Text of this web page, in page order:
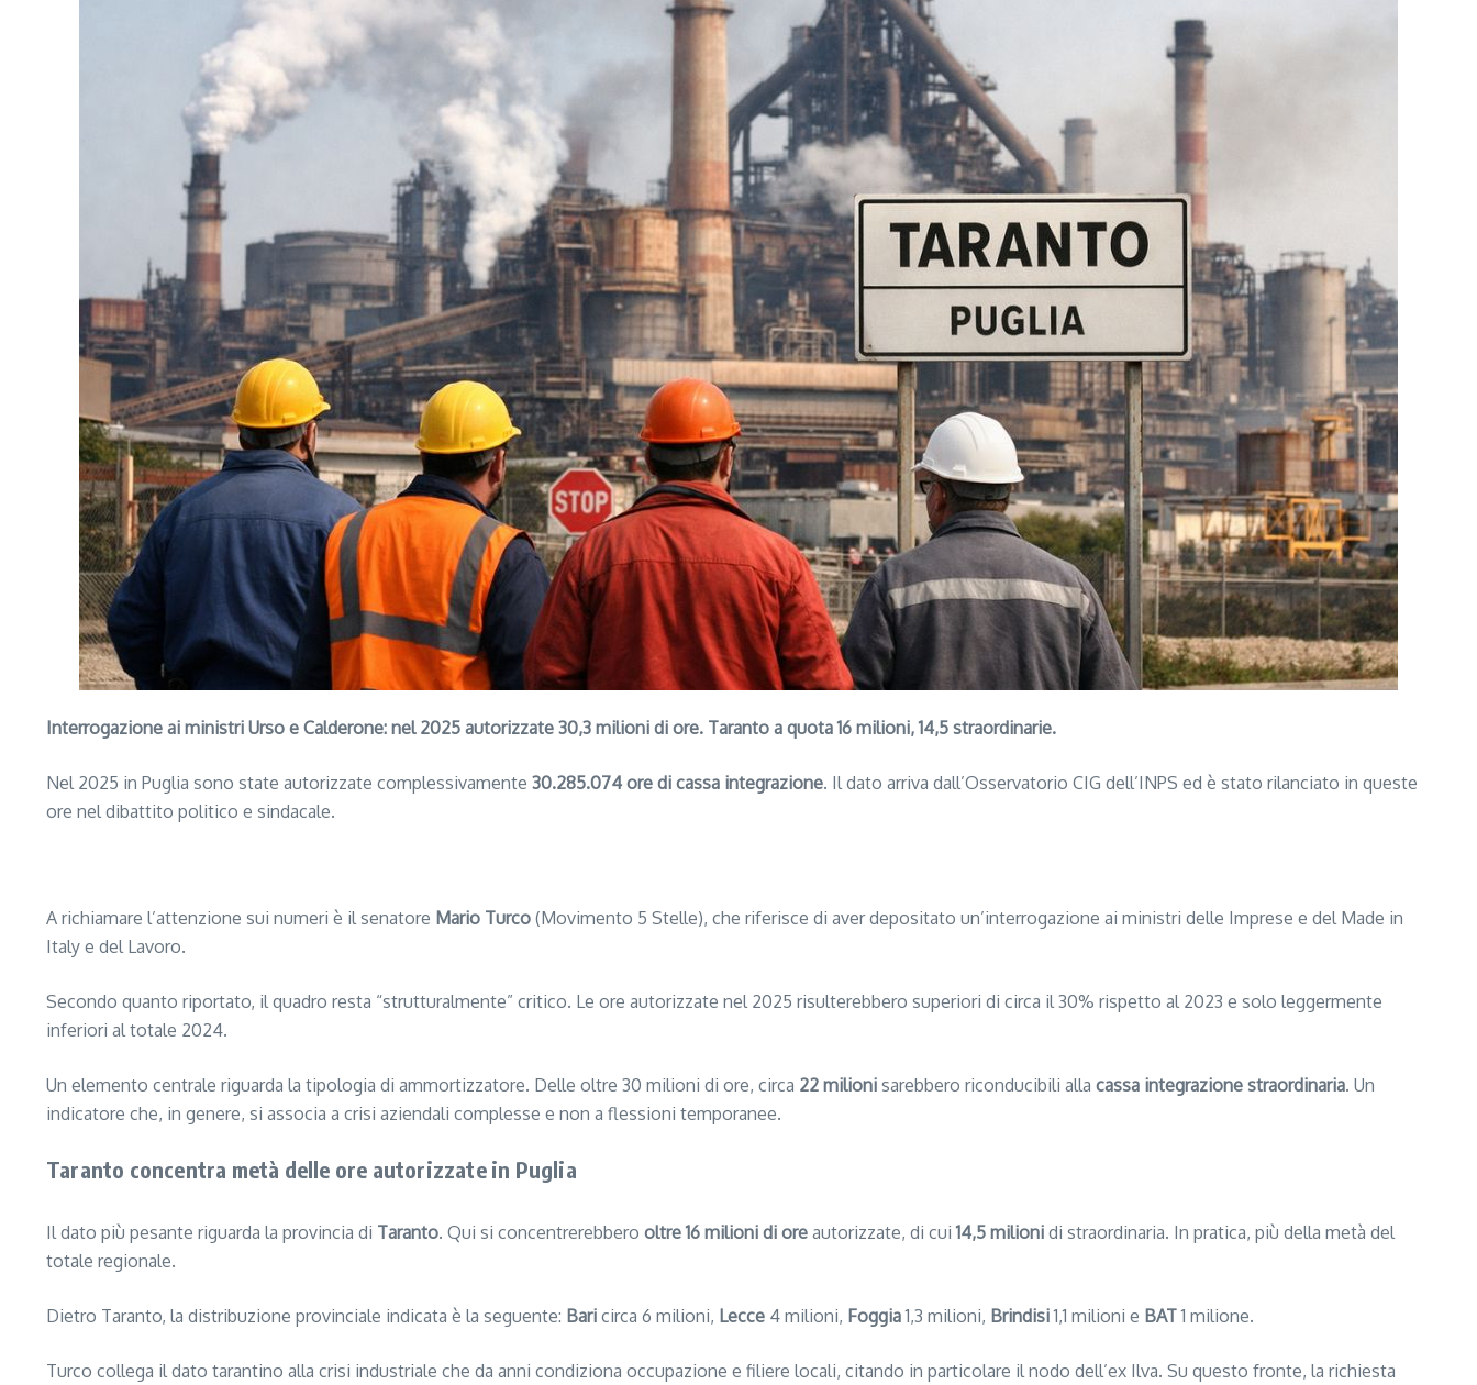
Interrogazione ai ministri Urso e Calderone: nel 2025 autorizzate 30,3 milioni di ore. Taranto a quota 16 milioni, 14,5 straordinarie.
Nel 2025 in Puglia sono state autorizzate complessivamente 30.285.074 ore di cassa integrazione. Il dato arriva dall’Osservatorio CIG dell’INPS ed è stato rilanciato in queste
ore nel dibattito politico e sindacale.
A richiamare l’attenzione sui numeri è il senatore Mario Turco (Movimento 5 Stelle), che riferisce di aver depositato un’interrogazione ai ministri delle Imprese e del Made in
Italy e del Lavoro.
Secondo quanto riportato, il quadro resta “strutturalmente” critico. Le ore autorizzate nel 2025 risulterebbero superiori di circa il 30% rispetto al 2023 e solo leggermente
inferiori al totale 2024.
Un elemento centrale riguarda la tipologia di ammortizzatore. Delle oltre 30 milioni di ore, circa 22 milioni sarebbero riconducibili alla cassa integrazione straordinaria. Un
indicatore che, in genere, si associa a crisi aziendali complesse e non a flessioni temporanee.
Taranto concentra metà delle ore autorizzate in Puglia
Il dato più pesante riguarda la provincia di Taranto. Qui si concentrerebbero oltre 16 milioni di ore autorizzate, di cui14,5 milioni di straordinaria. In pratica, più della metà del
totale regionale.
Dietro Taranto, la distribuzione provinciale indicata è la seguente: Bari circa 6 milioni, Lecce 4 milioni, Foggia1,3 milioni, Brindisi1,1 milioni e BAT1 milione.
Turco collega il dato tarantino alla crisi industriale che da anni condiziona occupazione e filiere locali, citando in particolare il nodo dell’ex Ilva. Su questo fronte, la richiesta